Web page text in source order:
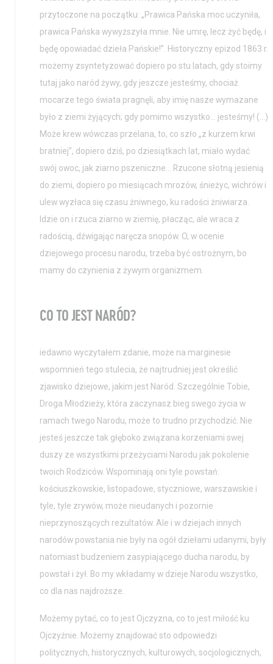
Aktualności
Wystawy / Wydarzenia
Kontakt i Zespół
BIP
Nauka
Edukacja
Projekty
Wolontariat
Kolekcja im. Jana
Pawła II
przytoczone na początku: „Prawica Pańska moc uczyniła,
prawica Pańska wywyższyła mnie. Nie umrę, lecz żyć będę, i
będę opowiadać dzieła Pańskie!”. Historyczny epizod 1863 r.
możemy zsyntetyzować dopiero po stu latach, gdy stoimy
tutaj jako naród żywy, gdy jeszcze jesteśmy, chociaż
mocarze tego świata pragnęli, aby imię nasze wymazane
było z ziemi żyjących; gdy pomimo wszystko… jesteśmy! (…)
Może krew wówczas przelana, to, co szło „z kurzem krwi
bratniej”, dopiero dziś, po dziesiątkach lat, miało wydać
swój owoc, jak ziarno pszeniczne… Rzucone słotną jesienią
do ziemi, dopiero po miesiącach mrozów, śnieżyc, wichrów i
ulew wyzłaca się czasu żniwnego, ku radości żniwiarza.
Idzie on i rzuca ziarno w ziemię, płacząc, ale wraca z
radością, dźwigając naręcza snopów. O, w ocenie
dziejowego procesu narodu, trzeba być ostrożnym, bo
mamy do czynienia z żywym organizmem.
CO TO JEST NARÓD?
iedawno wyczytałem zdanie, może na marginesie
wspomnień tego stulecia, że najtrudniej jest określić
zjawisko dziejowe, jakim jest Naród. Szczególnie Tobie,
Droga Młodzieży, która zaczynasz bieg swego życia w
ramach twego Narodu, może to trudno przychodzić. Nie
jesteś jeszcze tak głęboko związana korzeniami swej
duszy ze wszystkimi przeżyciami Narodu jak pokolenie
twoich Rodziców. Wspominają oni tyle powstań:
kościuszkowskie, listopadowe, styczniowe, warszawskie i
tyle, tyle zrywów, może nieudanych i pozornie
nieprzynoszących rezultatów. Ale i w dziejach innych
narodów powstania nie były na ogół dziełami udanymi, były
natomiast budzeniem zasypiającego ducha narodu, by
powstał i żył. Bo my wkładamy w dzieje Narodu wszystko,
co dla nas najdroższe.
Możemy pytać, co to jest Ojczyzna, co to jest miłość ku
Ojczyźnie. Możemy znajdować sto odpowiedzi
politycznych, historycznych, kulturowych, socjologicznych,